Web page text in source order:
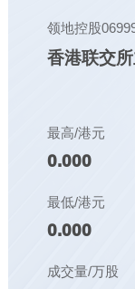
领地控股
香港联交
最高/港元
0.000
最低/港元
0.000
成交量/万股